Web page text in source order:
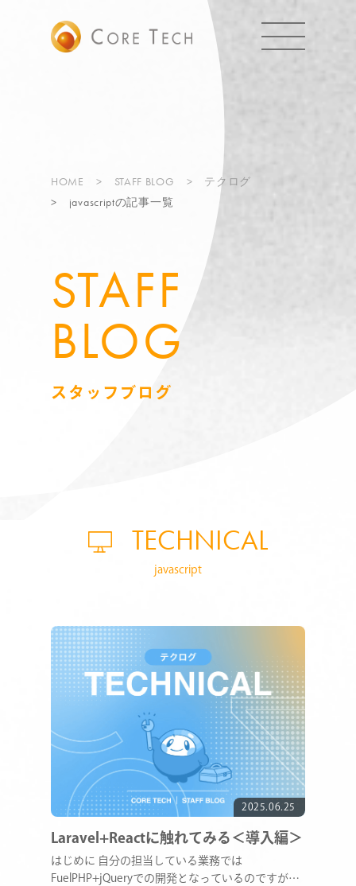
HOME STAFF BLOG
テクログ
javascriptの記事一覧
STAFF
BLOG
スタッフブログ
TECHNICAL
javascript
2025.06.25
Laravel+Reactに触れてみる＜導入編＞
はじめに 自分の担当している業務では
FuelPHP+jQueryでの開発となっているのですが、